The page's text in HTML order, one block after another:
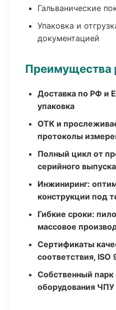
Гальванические
Упаковка и
документацией
Преимущества
Доставка по РФ и
упаковка
ОТК и
протоколы
Полный цикл от
серийного выпуска
Инжиниринг:
конструкции под
Гибкие сроки:
массовое
Сертификаты
соответствия, ISO
Собственный парк
оборудования ЧПУ